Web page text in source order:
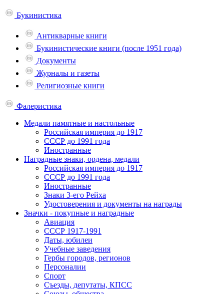
Букинистика
Антикварные книги
Букинистические книги (после 1951 года)
Документы
Журналы и газеты
Религиозные книги
Фалеристика
Медали памятные и настольные
Российская империя до 1917
СССР до 1991 года
Иностранные
Наградные знаки, ордена, медали
Российская империя до 1917
СССР до 1991 года
Иностранные
Знаки 3-его Рейха
Удостоверения и документы на награды
Значки - покупные и наградные
Авиация
СССР 1917-1991
Даты, юбилеи
Учебные заведения
Гербы городов, регионов
Персоналии
Спорт
Съезды, депутаты, КПСС